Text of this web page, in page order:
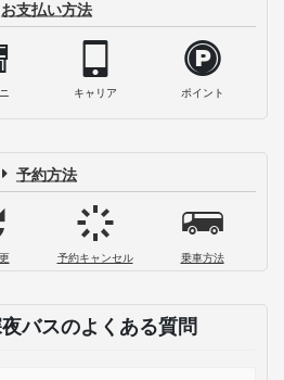
お支払い方法
キャリア ポイント
予約方法
予約キャンセル 乗車方法
バスのよくある質問